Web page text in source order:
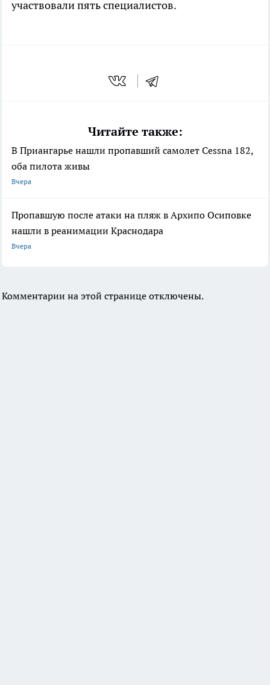
участвовали пять специалистов.
Читайте также:
В Приангарье нашли пропавший самолет Cessna 182,
оба пилота живы
Вчера
Пропавшую после атаки на пляж в Архипо Осиповке
нашли в реанимации Краснодара
Вчера
Комментарии на этой странице отключены.